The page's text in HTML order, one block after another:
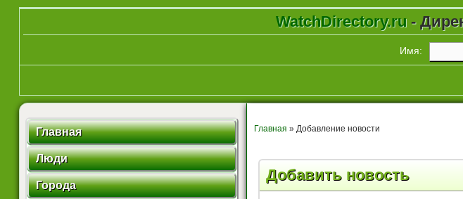
WatchDirectory.ru -
Имя:
Главная
Люди
Города
Главная » Добавление новости
Добавить новость